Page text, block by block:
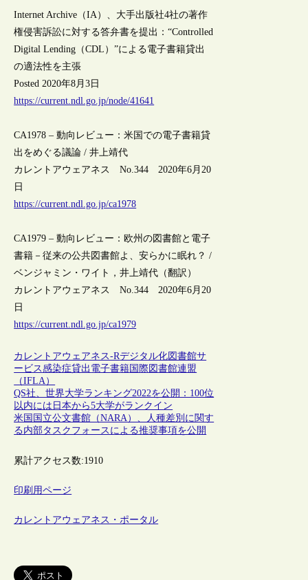
Internet Archive（IA）、大手出版社4社の著作
権侵害訴訟に対する答弁書を提出：“Controlled
Digital Lending（CDL）”による電子書籍貸出
の適法性を主張
Posted 2020年8月3日
https://current.ndl.go.jp/node/41641
CA1978 – 動向レビュー：米国での電子書籍貸
出をめぐる議論 / 井上靖代
カレントアウェアネス No.344 2020年6月20
日
https://current.ndl.go.jp/ca1978
CA1979 – 動向レビュー：欧州の図書館と電子
書籍－従来の公共図書館よ、安らかに眠れ？ /
ベンジャミン・ワイト，井上靖代（翻訳）
カレントアウェアネス No.344 2020年6月20
日
https://current.ndl.go.jp/ca1979
カレントアウェアネス-Rデジタル化図書館サ
ービス感染症貸出 電子書籍国際図書館連盟
（IFLA）
QS社、世界大学ランキング2022を公開：100位
以内には日本から5大学がランクイン
米国国立公文書館（NARA）、人種差別に関す
る内部タスクフォースによる推奨事項を公開
累計アクセス数:1910
印刷用ページ
カレントアウェアネス・ポータル